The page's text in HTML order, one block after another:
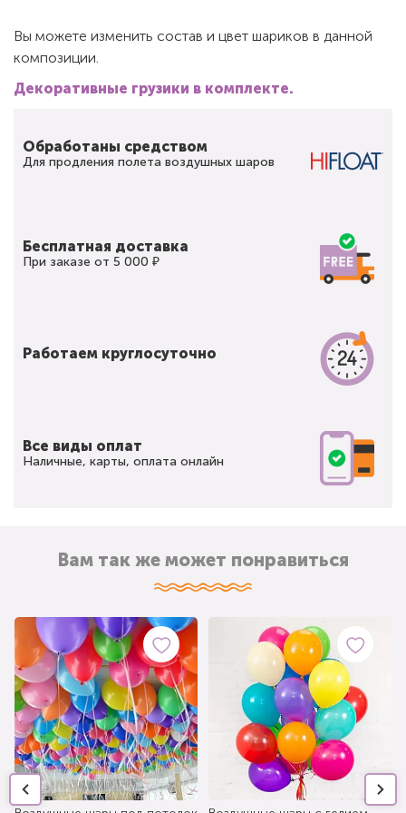
Вы можете изменить состав и цвет шариков в данной
композиции.
Декоративные грузики в комплекте.
Обработаны средством
Для продления полета воздушных шаров
Бесплатная доставка
При заказе от 5 000 ₽
Работаем круглосуточно
Все виды оплат
Наличные, карты, оплата онлайн
Вам так же может понравиться